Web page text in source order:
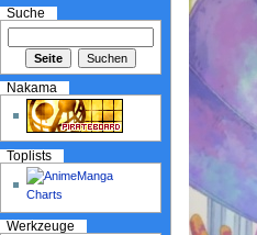
Suche
Nakama
Toplists
Werkzeuge